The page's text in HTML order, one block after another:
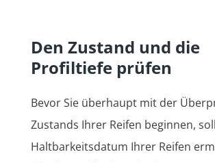
Den Zustand und die
Profiltiefe prüfen
Bevor Sie überhaupt mit der
Zustands Ihrer Reifen beginnen,
Haltbarkeitsdatum Ihrer Reifen